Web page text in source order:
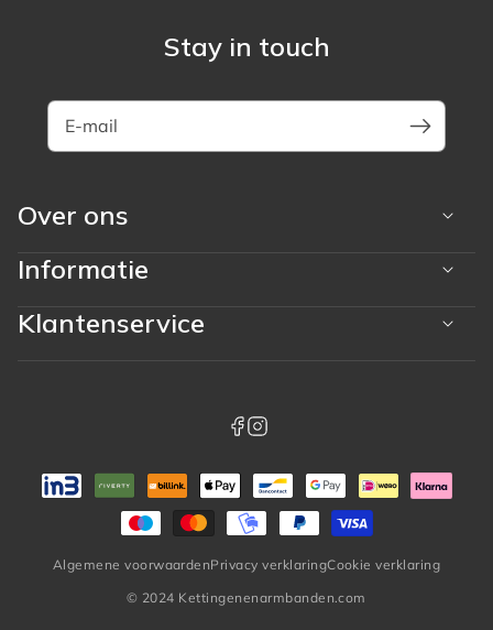
Stay in touch
E-mail
Over ons
Informatie
Klantenservice
© 2024 Kettingenenarmbanden.com
Algemene voorwaardenPrivacy verklaringCookie verklaring
facebook
instagram
whatsapp